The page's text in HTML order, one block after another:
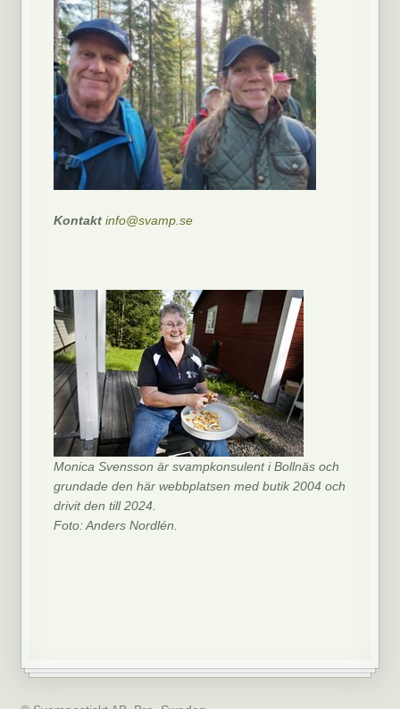
Kontaktinfo@svamp.se
Monica Svensson är svampkonsulent i Bollnäs och
grundade den här webbplatsen med butik 2004 och
drivit den till 2024.
Foto: Anders Nordlén.